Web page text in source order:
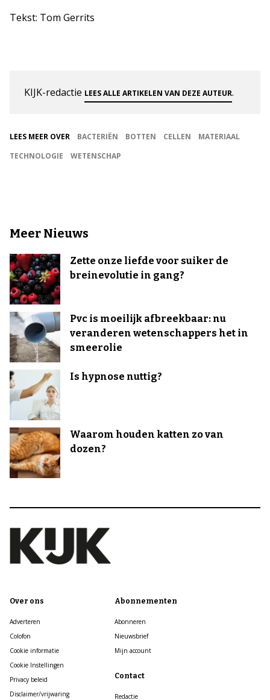
Tekst: Tom Gerrits
KIJK-redactie LEES ALLE ARTIKELEN VAN DEZE AUTEUR.
LEES MEER OVER BACTERIËN BOTTEN CELLEN
MATERIAAL
TECHNOLOGIE
WETENSCHAP
Meer Nieuws
Zette onze liefde voor suiker de
breinevolutie in gang?
Pvc is moeilijk afbreekbaar: nu
veranderen wetenschappers het in
smeerolie
Is hypnose nuttig?
Waarom houden katten zo van
dozen?
Over ons
Adverteren
Colofon
Cookie informatie
Cookie Instellingen
Privacy beleid
Disclaimer/vrijwaring
Abonnementen
Abonneren
Nieuwsbrief
Mijn account
Contact
Redactie